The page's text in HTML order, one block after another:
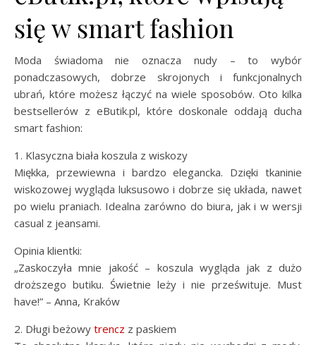
się w smart fashion
Moda świadoma nie oznacza nudy – to wybór
ponadczasowych, dobrze skrojonych i funkcjonalnych
ubrań, które możesz łączyć na wiele sposobów. Oto kilka
bestsellerów z eButik.pl, które doskonale oddają ducha
smart fashion:
1. Klasyczna biała koszula z wiskozy
Miękka, przewiewna i bardzo elegancka. Dzięki tkaninie
wiskozowej wygląda luksusowo i dobrze się układa, nawet
po wielu praniach. Idealna zarówno do biura, jak i w wersji
casual z jeansami.
Opinia klientki:
„Zaskoczyła mnie jakość – koszula wygląda jak z dużo
droższego butiku. Świetnie leży i nie prześwituje. Must
have!” – Anna, Kraków
2. Długi beżowy trencz z paskiem